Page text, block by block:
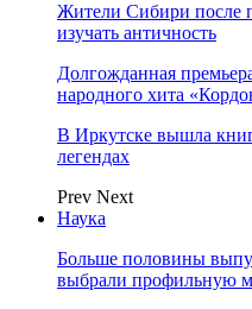
Жители Сибири после
изучать античность
Долгожданная
народного хита
В Иркутске вышла
легендах
Prev Next
Наука
Больше половины
выбрали профильную